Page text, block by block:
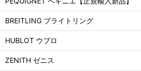
BREITLING ブライトリング
HUBLOT ウブロ
ZENITH ゼニス